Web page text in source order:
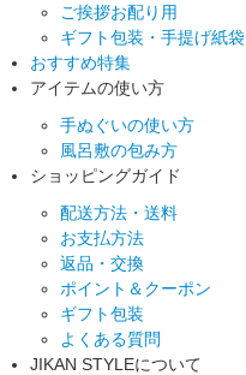
ご挨拶お配り用
ギフト包装・手提げ紙袋
おすすめ特集
アイテムの使い方
手ぬぐいの使い方
風呂敷の包み方
ショッピングガイド
配送方法・送料
お支払方法
返品・交換
ポイント＆クーポン
ギフト包装
よくある質問
JIKAN STYLEについて